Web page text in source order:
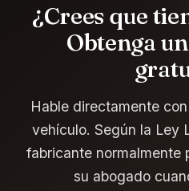
¿Crees que
Obtenga
Hable directamente
vehículo. Según la Ley
fabricante normalmente
su abogado